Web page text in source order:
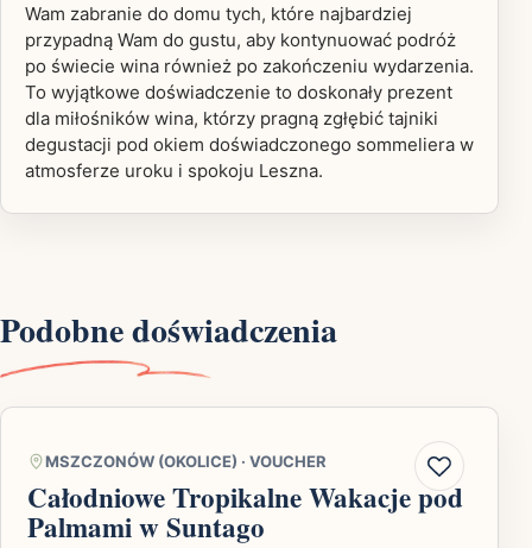
Wam zabranie do domu tych, które najbardziej
przypadną Wam do gustu, aby kontynuować podróż
po świecie wina również po zakończeniu wydarzenia.
To wyjątkowe doświadczenie to doskonały prezent
dla miłośników wina, którzy pragną zgłębić tajniki
degustacji pod okiem doświadczonego sommeliera w
atmosferze uroku i spokoju Leszna.
Podobne doświadczenia
MSZCZONÓW (OKOLICE) · VOUCHER
Całodniowe Tropikalne Wakacje pod
Palmami w Suntago